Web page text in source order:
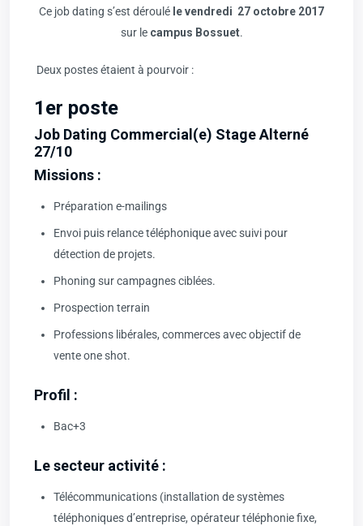
Ce job dating s’est déroulé le vendredi 27 octobre 2017
sur le campus Bossuet.
Deux postes étaient à pourvoir :
1er poste
Job Dating Commercial(e) Stage Alterné
27/10
Missions :
Préparation e-mailings
Envoi puis relance téléphonique avec suivi pour
détection de projets.
Phoning sur campagnes ciblées.
Prospection terrain
Professions libérales, commerces avec objectif de
vente one shot.
Profil :
Bac+3
Le secteur activité :
Télécommunications (installation de systèmes
téléphoniques d’entreprise, opérateur téléphonie fixe,